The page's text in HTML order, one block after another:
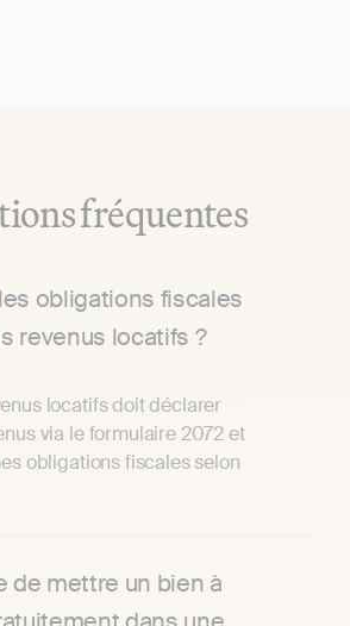
fréquentes
obligations fiscales
revenus locatifs ?
locatifs doit déclarer
via le formulaire 2072 et
obligations fiscales selon
de mettre un bien à